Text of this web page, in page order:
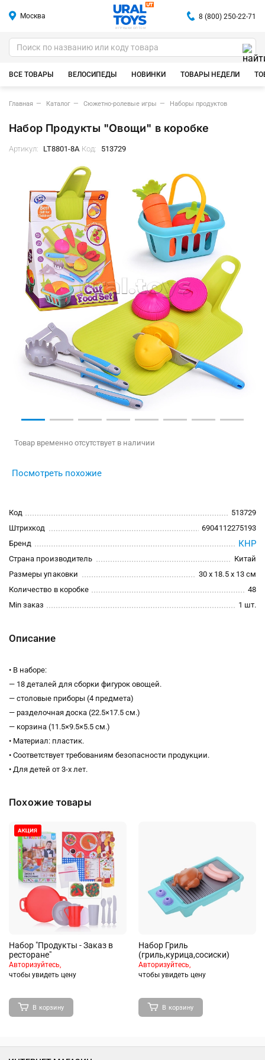
Москва
ИГРУШКИ ОПТОМ
8 (800) 250-22-71
ВСЕ ТОВАРЫ ВЕЛОСИПЕДЫ НОВИНКИ ТОВАРЫ НЕДЕЛИ
Главная Каталог Сюжетно-ролевые игры Наборы продуктов
Набор Продукты "Овощи" в коробке
Артикул: LT8801-8A Код: 513729
Товар временно отсутствует в наличии
Посмотреть похожие
Код
513729
Штрихкод
6904112275193
Бренд
КНР
Страна производитель
Китай
Размеры упаковки
30 x 18.5 x 13 см
Количество в коробке
48
Min заказ
1 шт.
Описание
• В наборе:
— 18 деталей для сборки фигурок овощей.
— столовые приборы (4 предмета)
— разделочная доска (22.5×17.5 см.)
— корзина (11.5×9.5×5.5 см.)
• Материал: пластик.
• Соответствует требованиям безопасности продукции.
• Для детей от 3-х лет.
Похожие товары
Набор "Продукты - Заказ в
ресторане"
Авторизуйтесь,
чтобы увидеть цену
В корзину
Набор Гриль
(гриль,курица,сосиски)
Авторизуйтесь,
чтобы увидеть цену
В корзину